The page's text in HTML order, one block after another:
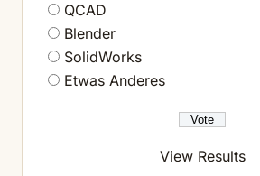
QCAD
Blender
SolidWorks
Etwas Anderes
View Results